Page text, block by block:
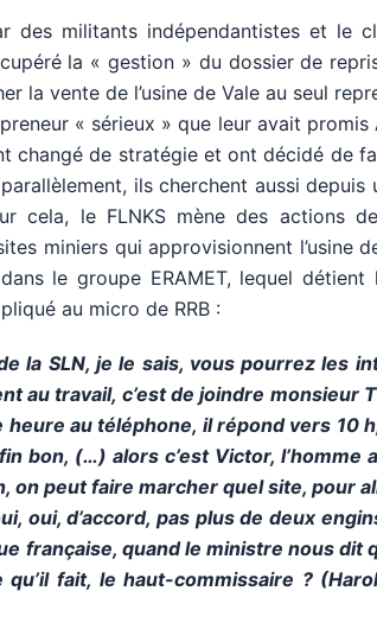
des militants indépendantistes et le
la « gestion » du dossier de
la vente de l’usine de Vale au seul
« sérieux » que leur avait promis
changé de stratégie et ont décidé de
ils cherchent aussi depuis
cela, le FLNKS mène des actions
miniers qui approvisionnent l’usine
le groupe ERAMET, lequel détient
au micro de RRB :
la SLN, je le sais, vous pourrez les
au travail, c’est de joindre monsieur
au téléphone, il répond vers 10
bon, (…) alors c’est Victor, l’homme
on peut faire marcher quel site, pour
oui, d’accord, pas plus de deux
française, quand le ministre nous dit
fait, le haut-commissaire ?